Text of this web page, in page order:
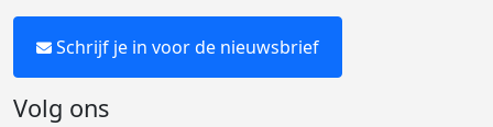
Schrijf je in voor de nieuwsbrief
Volg ons